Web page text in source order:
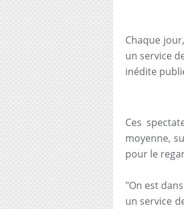
Chaque
un service
inédite
Ces
moyenne,
pour le
"On est
un service